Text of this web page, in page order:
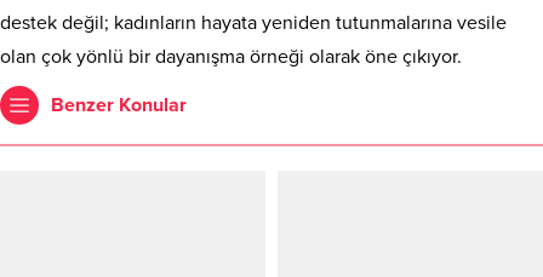
destek değil; kadınların hayata yeniden tutunmalarına vesile
olan çok yönlü bir dayanışma örneği olarak öne çıkıyor.
Benzer Konular